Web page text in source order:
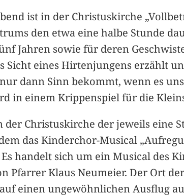
ist in der Christuskirche
den etwa eine halbe Stunde
Jahren sowie für deren
Sicht eines Hirtenjungens erzählt
dann Sinn bekommt, wenn es
in einem Krippenspiel für die
der Christuskirche der jeweils eine
das Kinderchor-Musical
handelt sich um ein Musical des
Pfarrer Klaus Neumeier. Der Ort
einen ungewöhnlichen Ausflug